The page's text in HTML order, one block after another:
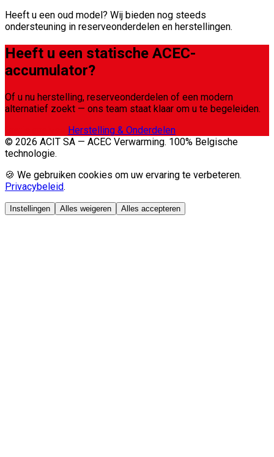
Heeft u een oud model? Wij bieden nog steeds
ondersteuning in reserveonderdelen en herstellingen.
Heeft u een statische ACEC-
accumulator?
Of u nu herstelling, reserveonderdelen of een modern
alternatief zoekt — ons team staat klaar om u te begeleiden.
Herstelling & Onderdelen
© 2026 ACIT SA — ACEC Verwarming. 100% Belgische
technologie.
🍪 We gebruiken cookies om uw ervaring te verbeteren.
Privacybeleid.
Instellingen Alles weigeren Alles accepteren